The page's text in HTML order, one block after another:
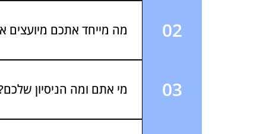
לא. עיקר פעילותנו בישראל,
02 מה מייחד אתכם מיועצים
אנחנו מגיעים מהשטח. הניסיון
03 מי אתם ומה הניסיון